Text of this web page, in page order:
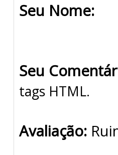
Seu Nome:
Seu
tags HTML.
Avaliação: